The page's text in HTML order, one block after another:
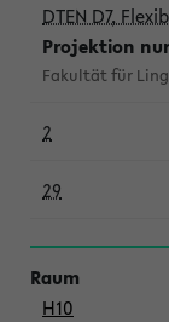
DTEN D7,
Projektion
Fakultät für
2
29
H10